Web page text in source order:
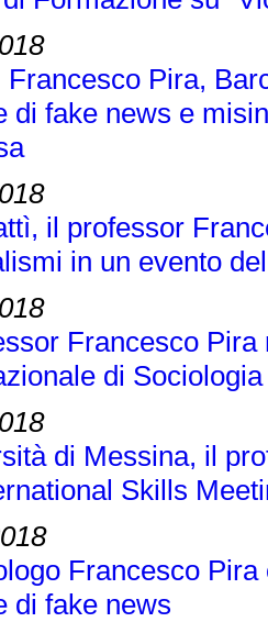
Francesco Pira,
di fake news e
il professor
in un evento
Francesco
di
di Messina, il
Skills
Francesco
di fake news